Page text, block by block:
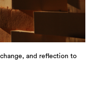
and reflection to